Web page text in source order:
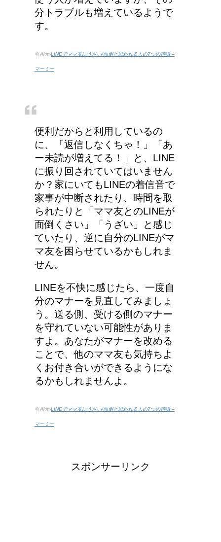
分トラブルも増えているようで
す。
引用元-LINEでママ友にうざい/面倒と思われる人の7つの特徴 –
マーミー
便利だからと利用しているの
に、「返信しなくちゃ！」「あ
ー未読が増えてる！」と、LINE
に振り回されていてはいません
か？家にいてもLINEの着信音で
家事が中断されたり、時間を取
られたりと「ママ友とのLINEが
面倒くさい」「うざい」と感じ
ていたり、逆に自分のLINEがマ
マ友を困らせているかもしれま
せん。
LINEを不快に感じたら、一度自
分のマナーを見直してみましょ
う。送る側、受ける側のマナー
を守れていない可能性がありま
すよ。あなたがマナーを改める
ことで、他のママ友も気持ちよ
くお付き合いができるようにな
るかもしれませんよ。
引用元-LINEでママ友にうざい/面倒と思われる人の7つの特徴 –
マーミー
スポンサーリンク